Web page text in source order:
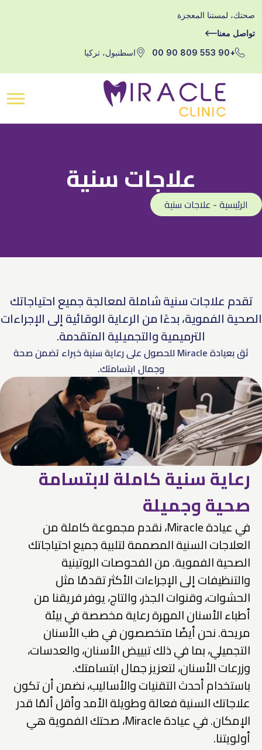
لمستنا المعجزة
معنا
اسطنبول، تركيا
علاجات سنية
- علاجات سنية
علاجات سنية شاملة لمعالجة جميع احتياجاتك
الفموية، بدءًا من الرعاية الوقائية إلى الإجراءات
الترميمية والتجميلية المتقدمة.
ثق بعيادة Miracle للحصول على رعاية سنية خبراء تضمن صحة
وجمال ابتسامتك.
سنية كاملة لابتسامة
وجميلة
في عيادة Miracle، نقدم مجموعة كاملة من
السنية المصممة لتلبية جميع احتياجاتك
الفموية. من الفحوصات الروتينية
إلى الإجراءات الأكثر تقدمًا مثل
وقنوات الجذر، والتاج، يوفر فريقنا من
الأسنان المهرة رعاية مخصصة في بيئة
نحن أيضًا متخصصون في طب الأسنان
بما في ذلك تبييض الأسنان، والعدسات،
الأسنان، لتعزيز جمال ابتسامتك.
أحدث التقنيات والأساليب، نضمن أن تكون
السنية فعالة وطويلة الأمد وأقل ألمًا قدر
الإمكان. في عيادة Miracle، صحتك الفموية هي